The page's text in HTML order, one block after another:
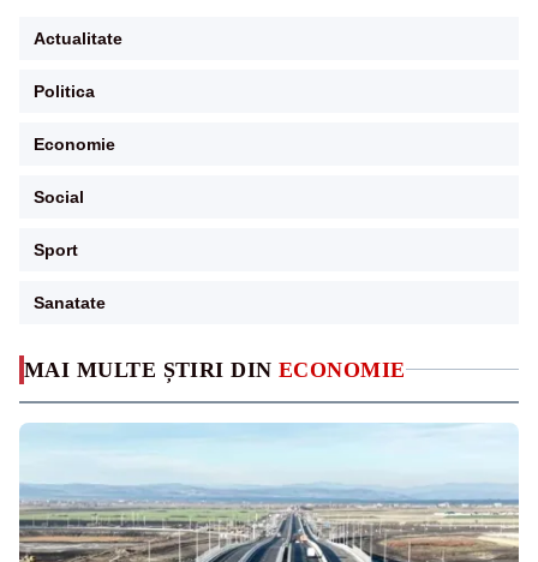
MAI MULTE ȘTIRI DIN ECONOMIE
Actualitate
Politica
Economie
Social
Sport
Sanatate